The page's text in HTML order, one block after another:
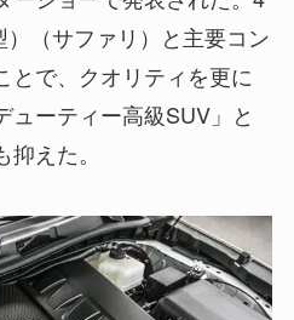
（サファリ）と主要コン
とで、クオリティを更に
ューティー高級SUV」と
えた。